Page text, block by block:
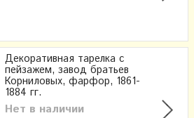
Декоративная тарелка с
пейзажем, завод братьев
Корниловых, фарфор, 1861-
1884 гг.
Нет в наличии